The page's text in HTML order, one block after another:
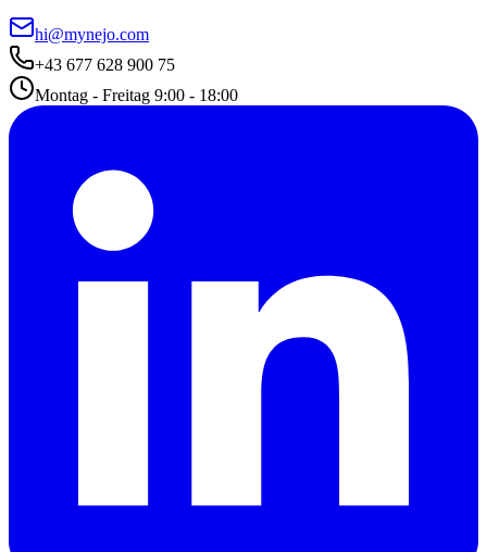
hi@mynejo.com
+43 677 628 900 75
Montag - Freitag 9:00 - 18:00